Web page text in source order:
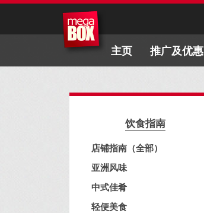
主页 推广及优惠
饮食指南
店铺指南（全部）
亚洲风味
中式佳肴
轻便美食